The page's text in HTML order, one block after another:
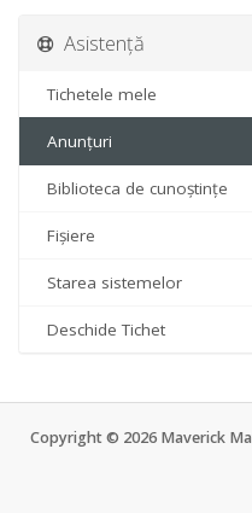
Asistență
Tichetele mele
Anunțuri
Biblioteca de cunoștințe
Fișiere
Starea sistemelor
Deschide Tichet
Copyright © 2026 Maverick